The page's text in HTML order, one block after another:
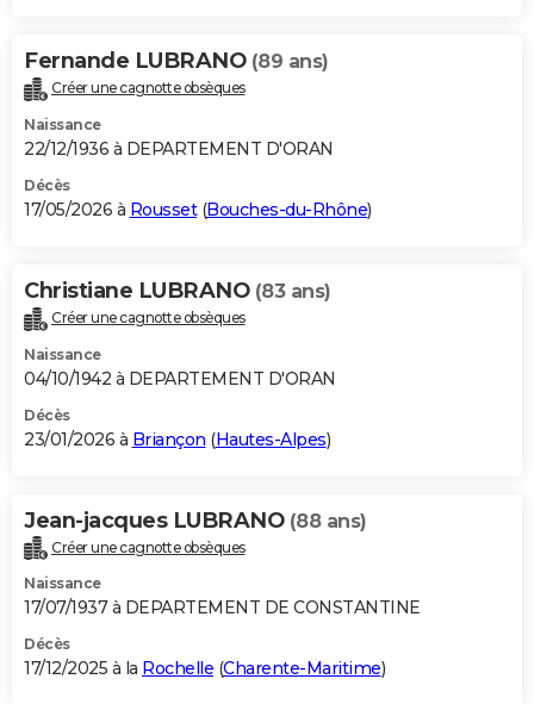
Bricolage
Lifestyle
Culture
Sport
Auto
Television
Voyage
Cinema
Fernande LUBRANO (89 ans)
Créer une cagnotte obsèques
Naissance
22/12/1936 à DEPARTEMENT D'ORAN
Décès
17/05/2026 à Rousset(Bouches-du-Rhône)
Christiane LUBRANO (83 ans)
Créer une cagnotte obsèques
Naissance
04/10/1942 à DEPARTEMENT D'ORAN
Décès
23/01/2026 à Briançon (Hautes-Alpes)
Jean-jacques LUBRANO (88 ans)
Créer une cagnotte obsèques
Naissance
17/07/1937 à DEPARTEMENT DE CONSTANTINE
Décès
17/12/2025 à la Rochelle (Charente-Maritime)